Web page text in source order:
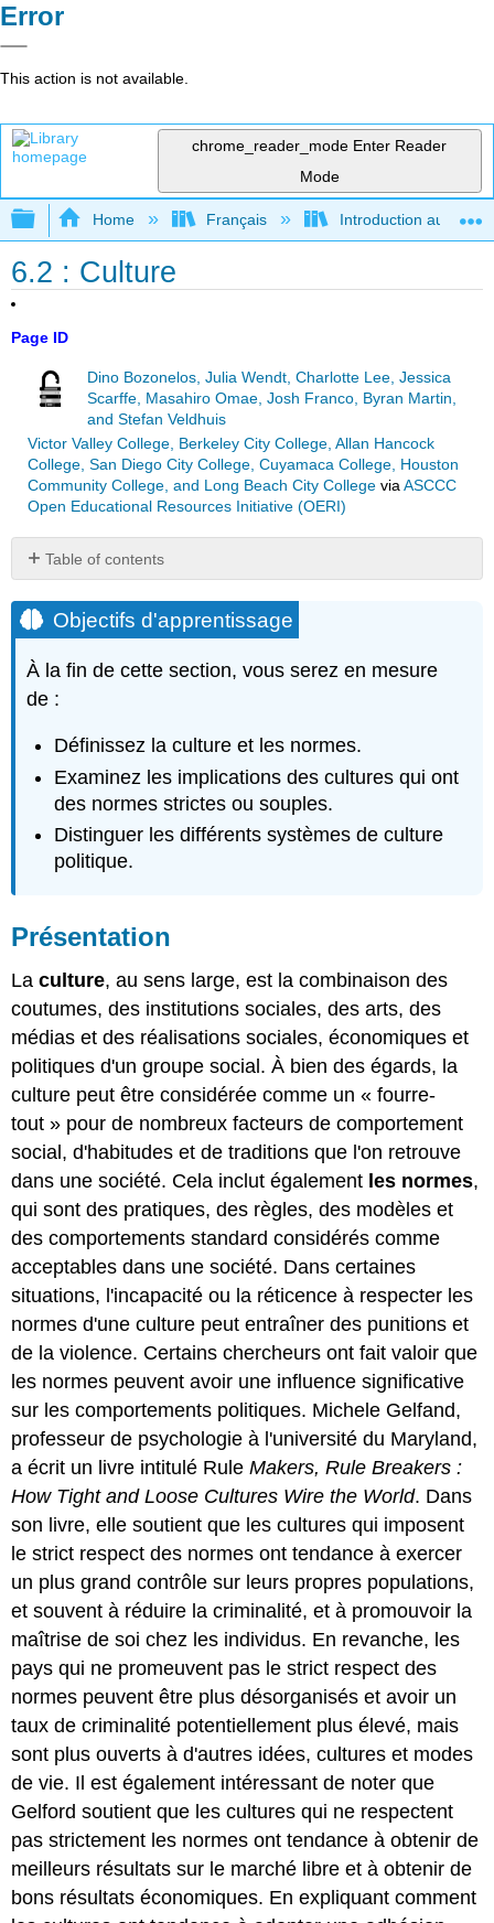
Error
This action is not available.
chrome_reader_mode Enter Reader
Mode
Expand/collapse global hierarchy
Home Français Introduction au
6.2 : Culture
Page ID
Dino Bozonelos, Julia Wendt, Charlotte Lee, Jessica
Scarffe, Masahiro Omae, Josh Franco, Byran Martin,
and Stefan Veldhuis
Victor Valley College, Berkeley City College, Allan Hancock
College, San Diego City College, Cuyamaca College, Houston
Community College, and Long Beach City Collegevia ASCCC
Open Educational Resources Initiative (OERI)
Table of contents
d'apprentissage
Présentation
Objectifs d'apprentissage
À la fin de cette section, vous serez en mesure
de :
Définissez la culture et les normes.
Examinez les implications des cultures qui ont
des normes strictes ou souples.
Distinguer les différents systèmes de culture
politique.
Présentation
Laculture, au sens large, est la combinaison des
coutumes, des institutions sociales, des arts, des
médias et des réalisations sociales, économiques et
politiques d'un groupe social. À bien des égards, la
culture peut être considérée comme un « fourre-
tout » pour de nombreux facteurs de comportement
social, d'habitudes et de traditions que l'on retrouve
dans une société. Cela inclut également les normes,
qui sont des pratiques, des règles, des modèles et
des comportements standard considérés comme
acceptables dans une société. Dans certaines
situations, l'incapacité ou la réticence à respecter les
normes d'une culture peut entraîner des punitions et
de la violence. Certains chercheurs ont fait valoir que
les normes peuvent avoir une influence significative
sur les comportements politiques. Michele Gelfand,
professeur de psychologie à l'université du Maryland,
a écrit un livre intitulé RuleMakers, Rule Breakers :
How Tight and Loose Cultures Wire the World. Dans
son livre, elle soutient que les cultures qui imposent
le strict respect des normes ont tendance à exercer
un plus grand contrôle sur leurs propres populations,
et souvent à réduire la criminalité, et à promouvoir la
maîtrise de soi chez les individus. En revanche, les
pays qui ne promeuvent pas le strict respect des
normes peuvent être plus désorganisés et avoir un
taux de criminalité potentiellement plus élevé, mais
sont plus ouverts à d'autres idées, cultures et modes
de vie. Il est également intéressant de noter que
Gelford soutient que les cultures qui ne respectent
pas strictement les normes ont tendance à obtenir de
meilleurs résultats sur le marché libre et à obtenir de
bons résultats économiques. En expliquant comment